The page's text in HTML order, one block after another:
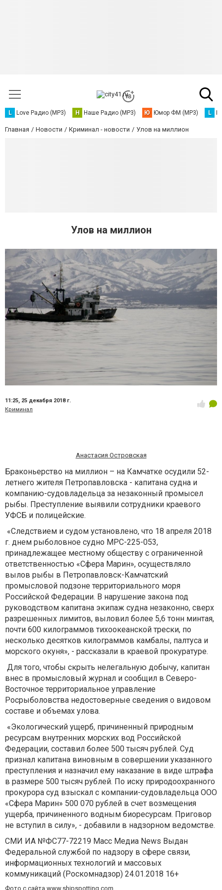
L Love Радио (MP3) Н Наше Радио (MP3) Ю Юмор ФМ (MP3) L
Главная Новости Криминал - новости Улов на миллион
Улов на миллион
11:25, 25 декабря 2018 г.
Криминал
Анастасия Островская
Браконьерство на миллион – на Камчатке осудили 52-
летнего жителя Петропавловска - капитана судна и
компанию-судовладельца за незаконный промысел
рыбы. Преступление выявили сотрудники краевого
УФСБ и полицейские.
«Следствием и судом установлено, что 18 апреля 2018
г. днем рыболовное судно МРС-225-053,
принадлежащее местному обществу с ограниченной
ответственностью «Сфера Марин», осуществляло
вылов рыбы в Петропавловск-Камчатский
промысловой подзоне территориального моря
Российской Федерации. В нарушение закона под
руководством капитана экипаж судна незаконно, сверх
разрешенных лимитов, выловил более 5,6 тонн минтая,
почти 600 килограммов тихоокеанской трески, по
несколько десятков килограммов камбалы, палтуса и
морского окуня», - рассказали в краевой прокуратуре.
Для того, чтобы скрыть нелегальную добычу, капитан
внес в промысловый журнал и сообщил в Северо-
Восточное территориальное управление
Росрыболовства недостоверные сведения о видовом
составе и объемах улова.
«Экологический ущерб, причиненный природным
ресурсам внутренних морских вод Российской
Федерации, составил более 500 тысяч рублей. Суд
признал капитана виновным в совершении указанного
преступления и назначил ему наказание в виде штрафа
в размере 500 тысяч рублей. По иску природоохранного
прокурора суд взыскал с компании-судовладельца ООО
«Сфера Марин» 500 070 рублей в счет возмещения
ущерба, причиненного водным биоресурсам. Приговор
не вступил в силу», - добавили в надзорном ведомстве.
СМИ ИА №ФС77-72219 Масс Медиа News Выдан
Федеральной службой по надзору в сфере связи,
информационных технологий и массовых
коммуникаций (Роскомнадзор) 24.01.2018 16+
Фото с сайта www.shipspotting.com